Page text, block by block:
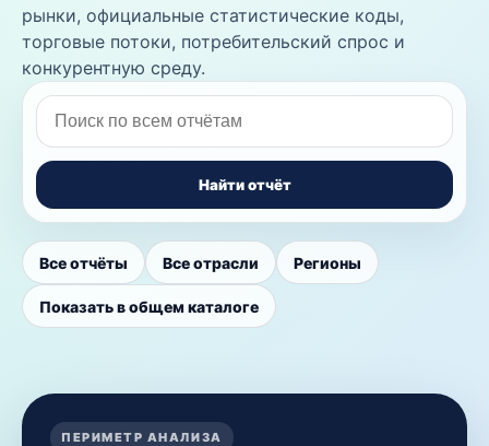
рынки, официальные статистические коды,
торговые потоки, потребительский спрос и
конкурентную среду.
Найти отчёт
Все отчёты Все отрасли Регионы
Показать в общем каталоге
ПЕРИМЕТР АНАЛИЗА